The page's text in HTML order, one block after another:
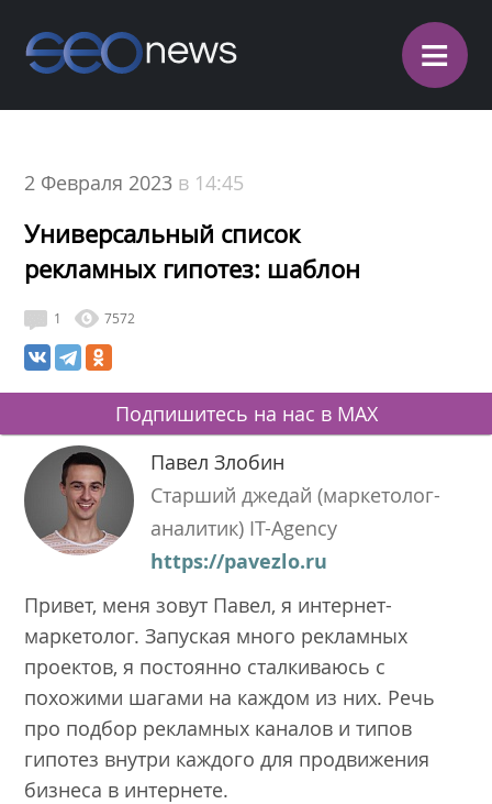
≡
2 Февраля 2023 в 14:45
Универсальный список
рекламных гипотез: шаблон
1 7572
Подпишитесь на нас в MAX
Павел Злобин
Старший джедай (маркетолог-
аналитик) IT-Agency
https://pavezlo.ru
Привет, меня зовут Павел, я интернет-
маркетолог. Запуская много рекламных
проектов, я постоянно сталкиваюсь с
похожими шагами на каждом из них. Речь
про подбор рекламных каналов и типов
гипотез внутри каждого для продвижения
бизнеса в интернете.